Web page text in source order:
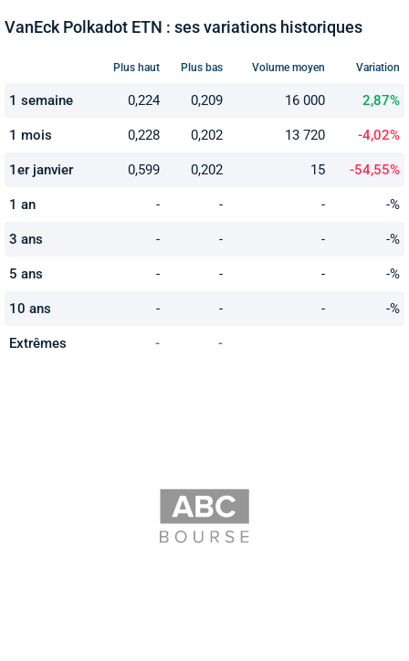
VanEck Polkadot ETN : ses variations historiques
Plus haut Plus bas Volume moyen Variation
1 semaine 0,224 0,209 16 000 2,87%
1 mois 0,228 0,202 13 720 -4,02%
1er janvier 0,599 0,202 15 -54,55%
1 an - - - -%
3 ans - - - -%
5 ans - - - -%
10 ans - - - -%
Extrêmes - -